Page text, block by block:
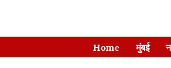
Home मुंबई